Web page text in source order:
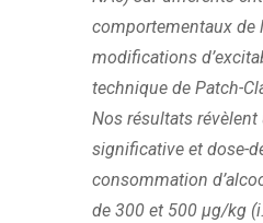
comportementaux de
modifications
technique de Patch-
Nos résultats
significative et dose-
consommation
de 300 et 500 µg/kg